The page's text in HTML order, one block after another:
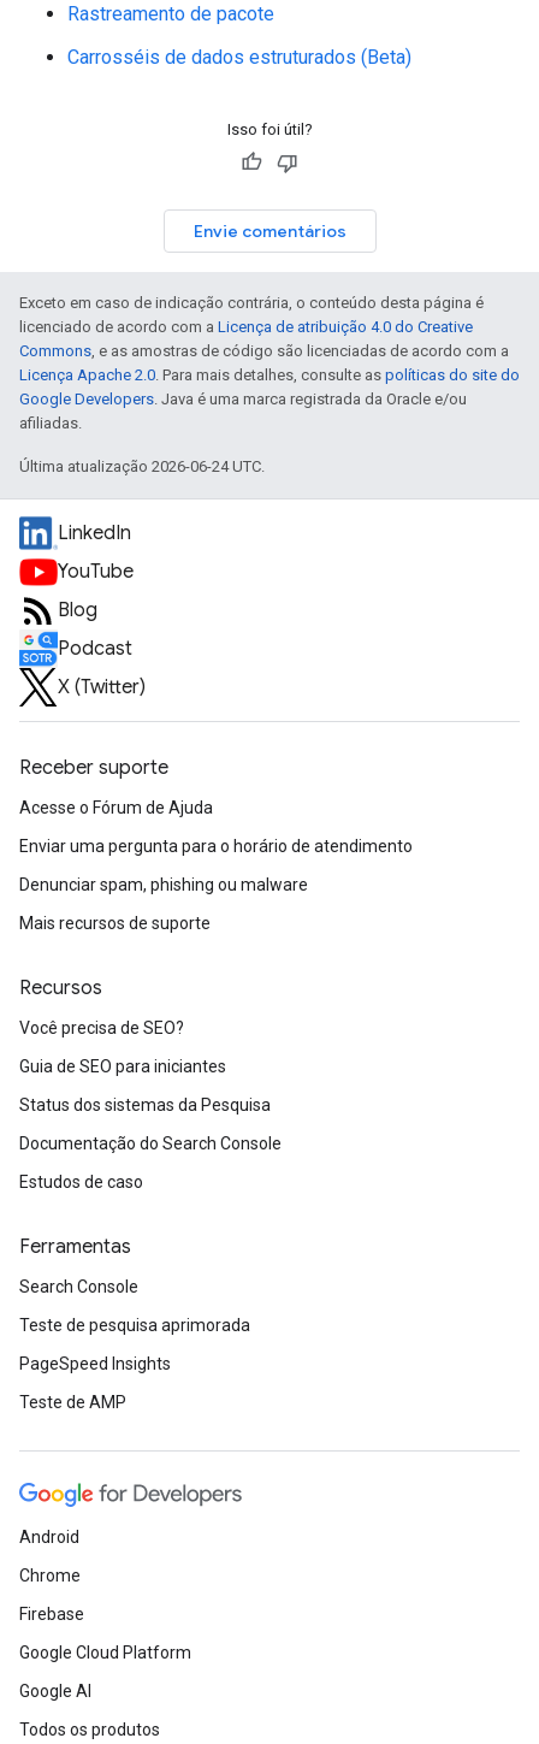
Rastreamento de pacote
Carrosséis de dados estruturados (Beta)
Isso foi útil?
Envie comentários
Exceto em caso de indicação contrária, o conteúdo desta página é
licenciado de acordo com a Licença de atribuição 4.0 do Creative
Commons, e as amostras de código são licenciadas de acordo com a
Licença Apache 2.0. Para mais detalhes, consulte as políticas do site do
Google Developers. Java é uma marca registrada da Oracle e/ou
afiliadas.
Última atualização 2026-06-24 UTC.
LinkedIn
YouTube
Blog
Podcast
X (Twitter)
Receber suporte
Acesse o Fórum de Ajuda
Enviar uma pergunta para o horário de atendimento
Denunciar spam, phishing ou malware
Mais recursos de suporte
Recursos
Você precisa de SEO?
Guia de SEO para iniciantes
Status dos sistemas da Pesquisa
Documentação do Search Console
Estudos de caso
Ferramentas
Search Console
Teste de pesquisa aprimorada
PageSpeed Insights
Teste de AMP
Android
Chrome
Firebase
Google Cloud Platform
Google AI
Todos os produtos